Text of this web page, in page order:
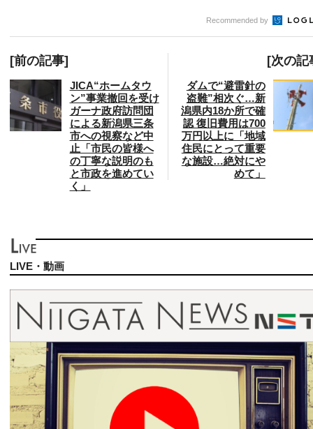
Recommended by
[前の記事]
JICA“ホームタウ
ン”事業撤回を受け
ガーナ政府訪問団
による新潟県三条
市への視察など中
止「市民の皆様へ
の丁寧な説明のも
と市政を進めてい
く」
[次の記
ダムで“避雷針の
盗難”相次ぐ…新
潟県内18か所で確
認 復旧費用は700
万円以上に「地域
住民にとって重要
な施設…絶対にや
めて」
LIVE・動画